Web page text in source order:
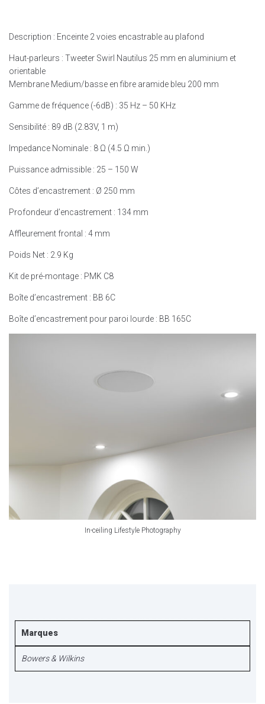
Description : Enceinte 2 voies encastrable au plafond
Haut-parleurs : Tweeter Swirl Nautilus 25 mm en aluminium et
orientable
Membrane Medium/basse en fibre aramide bleu 200 mm
Gamme de fréquence (-6dB) : 35 Hz – 50 KHz
Sensibilité : 89 dB (2.83V, 1 m)
Impedance Nominale : 8 Ω (4.5 Ω min.)
Puissance admissible : 25 – 150 W
Côtes d’encastrement : Ø 250 mm
Profondeur d’encastrement : 134 mm
Affleurement frontal : 4 mm
Poids Net : 2.9 Kg
Kit de pré-montage : PMK C8
Boîte d’encastrement : BB 6C
Boîte d’encastrement pour paroi lourde : BB 165C
In-ceiling Lifestyle Photography
Marques
Bowers & Wilkins